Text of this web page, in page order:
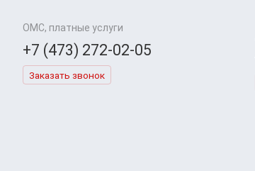
ОМС, платные услуги
+7 (473) 272-02-05
Заказать звонок